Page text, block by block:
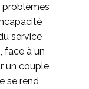
problèmes
service
face à un
un couple
se rend